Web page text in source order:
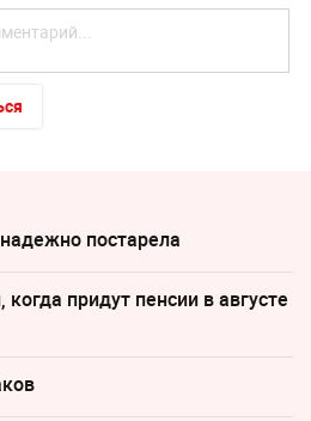
постарела
придут пенсии в августе